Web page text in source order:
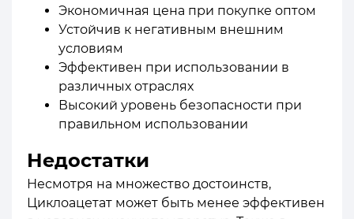
Экономичная цена при покупке оптом
Устойчив к негативным внешним
условиям
Эффективен при использовании в
различных отраслях
Высокий уровень безопасности при
правильном использовании
Недостатки
Несмотря на множество достоинств,
Циклоацетат может быть менее эффективен